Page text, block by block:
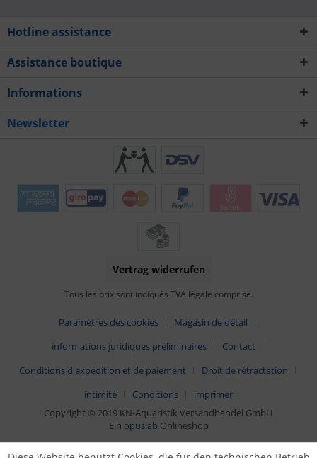
Hotline assistance
Assistance boutique
Informations
Newsletter
Vertrag widerrufen
Tous les prix sont indiqués TVA légale comprise.
Paramètres des cookies
Magasin de détail
informations juridiques préliminaires
Contact
Conditions d'expédition et de paiement
Droit de rétractation
intimité
Conditions
imprimer
Copyright © 2019 KN-Aquaristik Versandhandel GmbH
Ein opuslab Onlineshop